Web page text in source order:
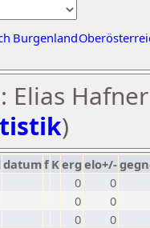
Burgenland
Elias
)
datumf Kerg elo+/-
0
0
0
0
0
0